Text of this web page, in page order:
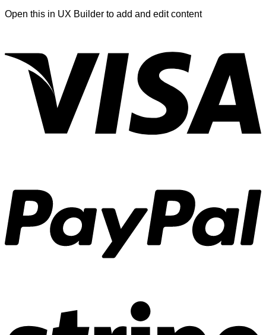
Open this in UX Builder to add and edit content